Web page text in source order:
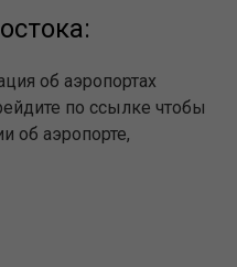
об аэропортах
по ссылке чтобы
об аэропорте,